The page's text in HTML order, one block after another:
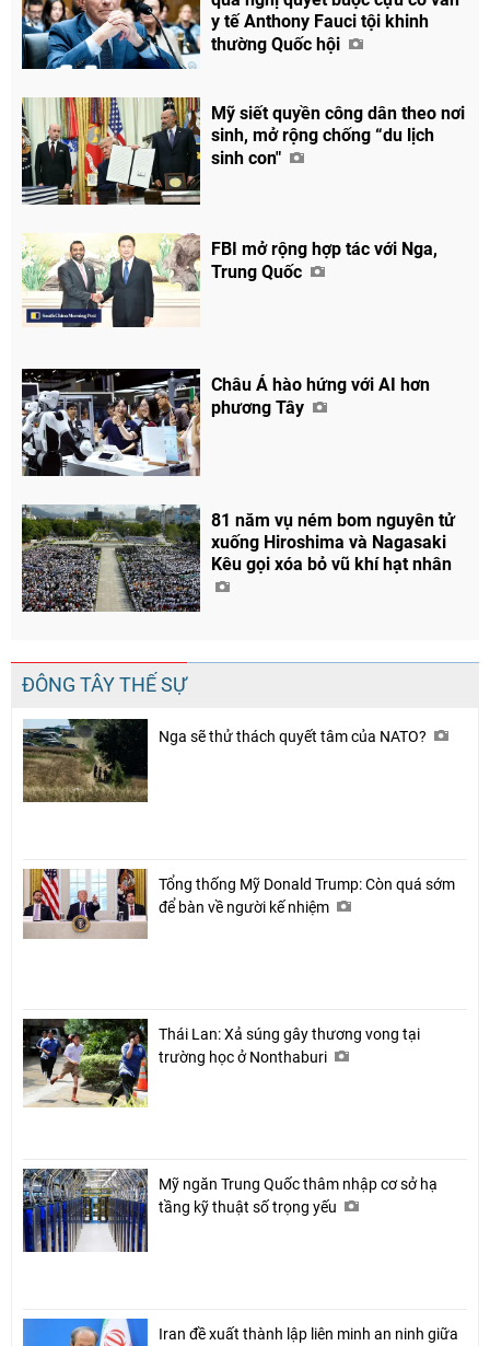
Chia sẻ
y tế Anthony Fauci tội khinh
thường Quốc hội
Mỹ siết quyền công dân theo nơi
sinh, mở rộng chống “du lịch
sinh con"
FBI mở rộng hợp tác với Nga,
Trung Quốc
Châu Á hào hứng với AI hơn
phương Tây
81 năm vụ ném bom nguyên tử
xuống Hiroshima và Nagasaki
Kêu gọi xóa bỏ vũ khí hạt nhân
ĐÔNG TÂY THẾ SỰ
Nga sẽ thử thách quyết tâm của NATO?
Tổng thống Mỹ Donald Trump: Còn quá sớm
để bàn về người kế nhiệm
Thái Lan: Xả súng gây thương vong tại
trường học ở Nonthaburi
Mỹ ngăn Trung Quốc thâm nhập cơ sở hạ
tầng kỹ thuật số trọng yếu
Iran đề xuất thành lập liên minh an ninh giữa